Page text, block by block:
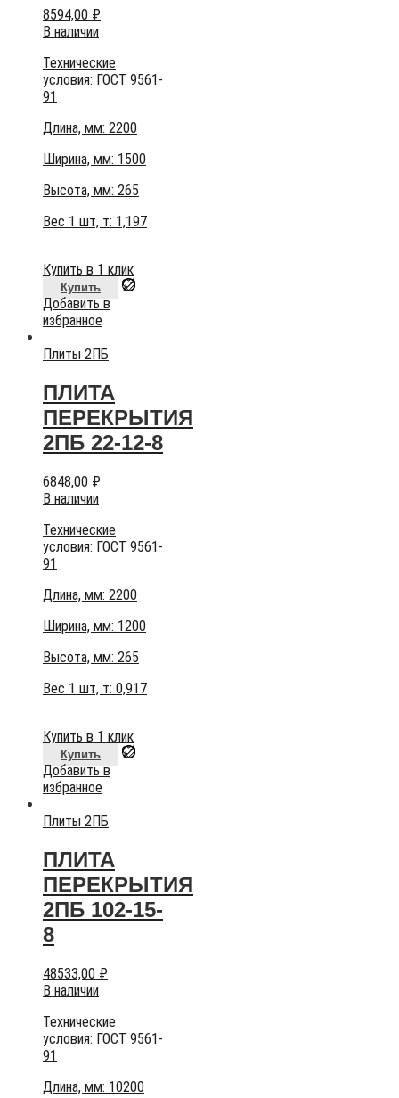
8594,00 ₽
В наличии
Технические
условия: ГОСТ 9561-
91
Длина, мм: 2200
Ширина, мм: 1500
Высота, мм: 265
Вес 1 шт, т: 1,197
Купить в 1 клик
Купить
Добавить в
избранное
Плиты 2ПБ
ПЛИТА
ПЕРЕКРЫТИЯ
2ПБ 22-12-8
6848,00 ₽
В наличии
Технические
условия: ГОСТ 9561-
91
Длина, мм: 2200
Ширина, мм: 1200
Высота, мм: 265
Вес 1 шт, т: 0,917
Купить в 1 клик
Купить
Добавить в
избранное
Плиты 2ПБ
ПЛИТА
ПЕРЕКРЫТИЯ
2ПБ 102-15-
8
48533,00 ₽
В наличии
Технические
условия: ГОСТ 9561-
91
Длина, мм: 10200